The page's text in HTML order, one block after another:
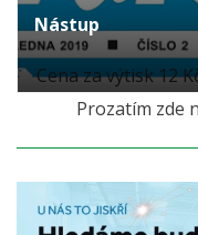
Nástup
Cena za výtisk 12
Prozatím zde